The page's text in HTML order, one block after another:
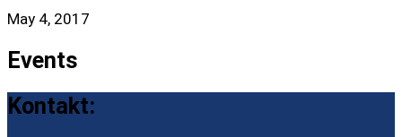
May 4, 2017
Events
Kontakt: